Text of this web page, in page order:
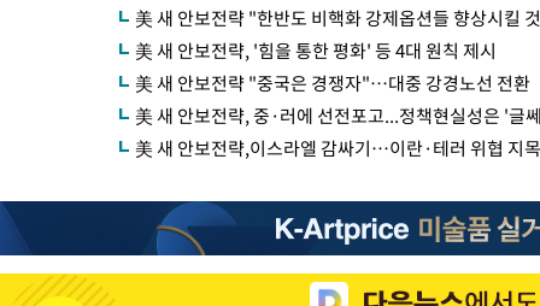
美 새 안보전략 "한반도 비핵화 강제옵션들 향상시킬
美 새 안보전략, '힘을 통한 평화' 등 4대 원칙 제시
美 새 안보전략 "중국은 경쟁자"…대중 강경노선 전환
美 새 안보전략, 중·러에 선전포고...정책현실성은 '글
美 새 안보전략,이스라엘 감싸기…이란·테러 위협 지목